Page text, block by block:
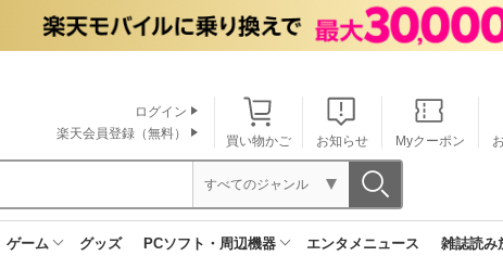
買い物かご お知らせ Myクーポン
ログイン
楽天会員登録（無料）
すべてのジャンル
ゲーム グッズ PCソフト・周辺機器 エンタメニュース 雑誌読み